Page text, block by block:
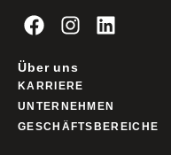
Über uns
KARRIERE
UNTERNEHMEN
GESCHÄFTSBEREICHE